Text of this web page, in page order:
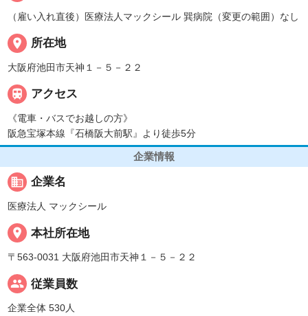
（雇い入れ直後）医療法人マックシール 巽病院（変更の範囲）なし
place 所在地
大阪府池田市天神１－５－２２
 アクセス
《電車・バスでお越しの方》
阪急宝塚本線『石橋阪大前駅』より徒歩5分
企業情報
business 企業名
医療法人 マックシール
place 本社所在地
〒563-0031 大阪府池田市天神１－５－２２
people 従業員数
企業全体 530人